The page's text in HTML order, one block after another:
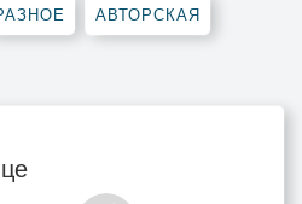
АВТОРСКАЯ